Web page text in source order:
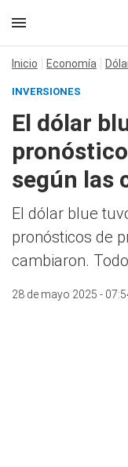
Inicio Economía
INVERSIONES
El dólar
según las
El dólar blue
pronósticos de
cambiaron.
28 de mayo 2025 -